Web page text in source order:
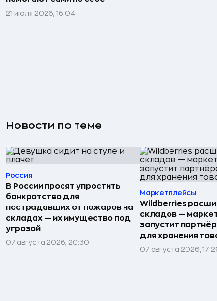
21 июля 2026, 16:04
Новости по теме
Россия
В России просят упростить
банкротство для
пострадавших от пожаров на
складах — их имущество под
угрозой
07 августа 2026, 20:30
Маркетплейсы
Wildberries
складов —
запустит
для хранения
07 августа 2026,